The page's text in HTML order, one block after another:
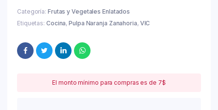
Categoría: Frutas y Vegetales Enlatados
Etiquetas: Cocina,Pulpa Naranja Zanahoria, VIC
El monto mínimo para compras es de 7$